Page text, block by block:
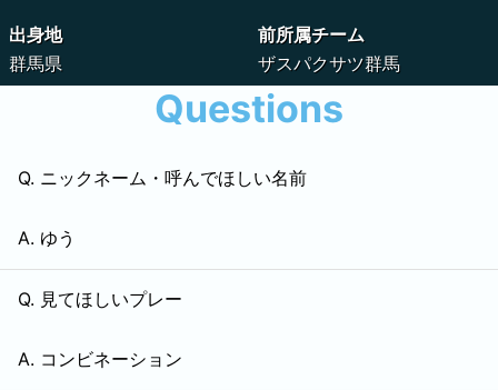
出身地
群馬県
前所属チーム
ザスパクサツ群馬
Questions
Q. ニックネーム・呼んでほしい名前
A. ゆう
Q. 見てほしいプレー
A. コンビネーション